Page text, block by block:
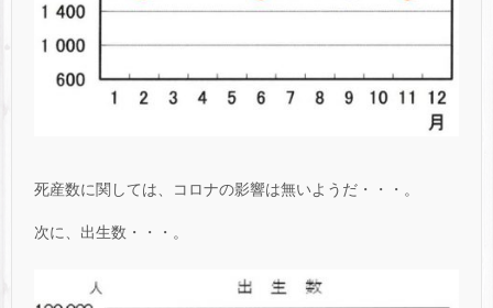
死産数に関しては、コロナの影響は無いようだ・・・。
次に、出生数・・・。